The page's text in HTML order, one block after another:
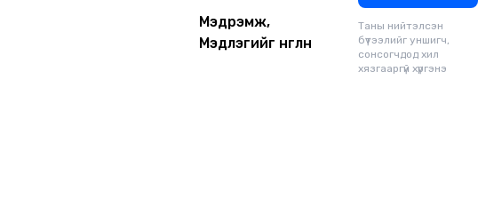
Мэдрэмж,
Мэдлэгийг өнгөлнө
Таны нийтэлсэн
бүтээлийг уншигч,
сонсогчдод хил
хязгааргүй хүргэнэ